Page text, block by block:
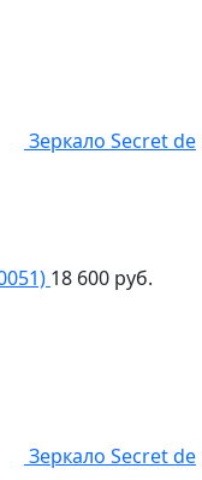
Зеркало Secret de
18 600 руб.
Зеркало Secret de